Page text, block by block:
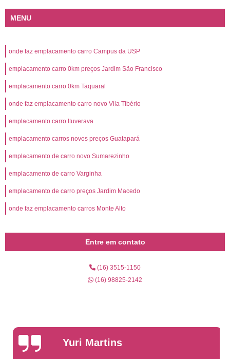
MENU
onde faz emplacamento carro Campus da USP
emplacamento carro 0km preços Jardim São Francisco
emplacamento carro 0km Taquaral
onde faz emplacamento carro novo Vila Tibério
emplacamento carro Ituverava
emplacamento carros novos preços Guatapará
emplacamento de carro novo Sumarezinho
emplacamento de carro Varginha
emplacamento de carro preços Jardim Macedo
onde faz emplacamento carros Monte Alto
Entre em contato
(16) 3515-1150
(16) 98825-2142
Yuri Martins